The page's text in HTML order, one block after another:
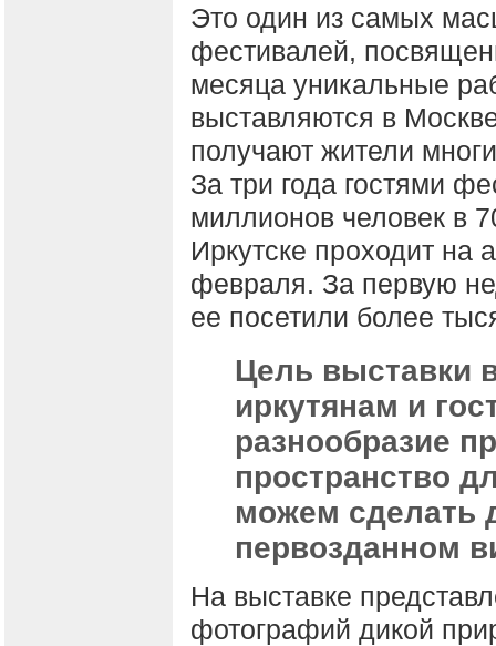
Это один из самых
фестивалей,
месяца уникальные
выставляются в
получают жители
За три года гостями
миллионов человек в
Иркутске проходит на
февраля. За первую
ее посетили более
Цель выставки
иркутянам и
разнообразие
пространство
можем сделать
первозданном
На выставке
фотографий дикой